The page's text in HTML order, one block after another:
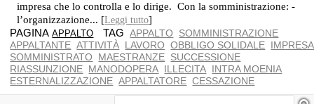
impresa che lo controlla e lo dirige. Con la somministrazione: -
l’organizzazione... [Leggi tutto]
PAGINAAPPALTO TAGAPPALTO
SOMMINISTRAZIONE
APPALTANTE ATTIVITÀ LAVORO OBBLIGO SOLIDALE IMPRESA
SOMMINISTRATO
MAESTRANZE SUCCESSIONE
RIASSUNZIONE MANODOPERA ILLECITA INTRA MOENIA
ESTERNALIZZAZIONE APPALTATORE CESSAZIONE